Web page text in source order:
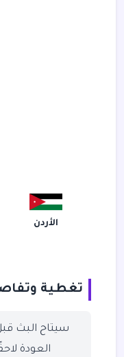
الأردن
تغطية
سيتاح البث
العودة